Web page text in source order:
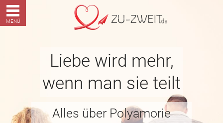
MENÜ
Liebe wird mehr,
wenn man sie teilt
Alles über Polyamorie